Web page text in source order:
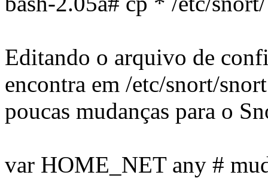
Editando o arquivo de
encontra em /etc/snort/
poucas mudanças para o
var HOME_NET any #